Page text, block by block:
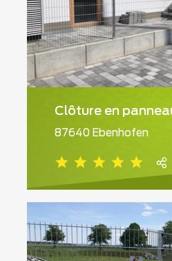
Clôture en
87640 Ebenhofen